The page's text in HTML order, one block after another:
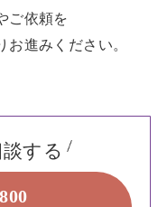
ご依頼を
お進みください。
する